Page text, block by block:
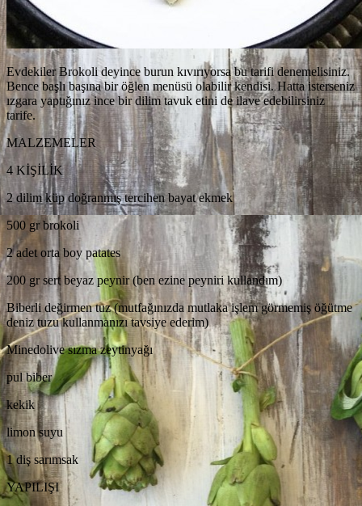
Evdekiler Brokoli deyince burun kıvırıyorsa bu tarifi denemelisiniz.
Bence başlı başına bir öğlen menüsü olabilir kendisi. Hatta isterseniz
ızgara yaptığınız ince bir dilim tavuk etini de ilave edebilirsiniz
tarife.
MALZEMELER
4 KİŞİLİK
2 dilim küp doğranmış tercihen bayat ekmek
500 gr brokoli
2 adet orta boy patates
200 gr sert beyaz peynir (ben ezine peyniri kullandım)
Biberli değirmen tuz (mutfağınızda mutlaka işlem görmemiş öğütme
deniz tuzu kullanmanızı tavsiye ederim)
Minedolive sızma zeytinyağı
pul biber
kekik
limon suyu
1 diş sarımsak
YAPILIŞI